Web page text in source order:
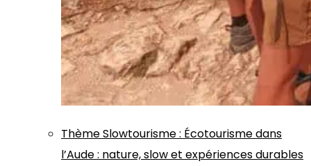
ThèmeSlowtourisme: Écotourisme dans
l’Aude : nature, slow et expériences durables